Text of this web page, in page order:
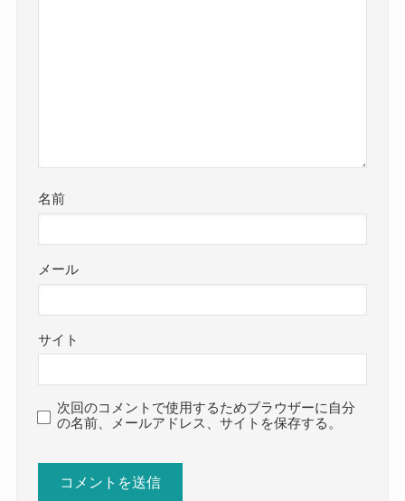
名前
メール
サイト
次回のコメントで使用するためブラウザーに自分
の名前、メールアドレス、サイトを保存する。